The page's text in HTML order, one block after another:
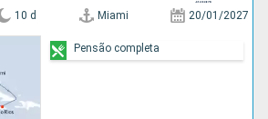
10 d Miami 20/01/2027
Pensão completa